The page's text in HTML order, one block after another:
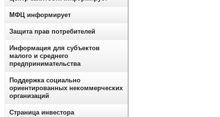
МФЦ информирует
Защита прав потребителей
Информация для субъектов
малого и среднего
предпринимательства
Поддержка социально
ориентированных некоммерческих
организаций
Страница инвестора